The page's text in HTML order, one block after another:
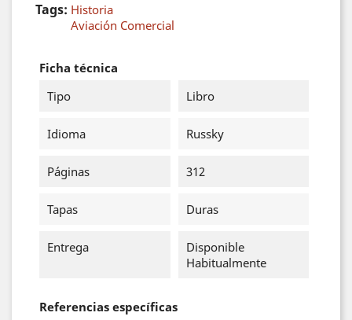
Tags: Historia
Aviación Comercial
Ficha técnica
Tipo
Libro
Idioma Russky
Páginas 312
Tapas Duras
Entrega
Disponible
Habitualmente
Referencias específicas